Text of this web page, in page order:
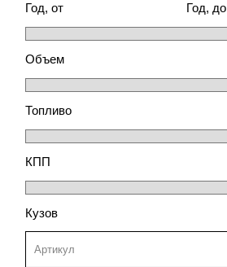
Год, от Год, до
Объем
Топливо
КПП
Кузов